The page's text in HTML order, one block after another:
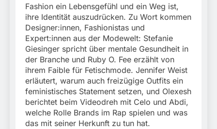
Fashion ein Lebensgefühl und ein Weg ist,
ihre Identität auszudrücken. Zu Wort kommen
Designer:innen, Fashionistas und
Expert:innen aus der Modewelt: Stefanie
Giesinger spricht über mentale Gesundheit in
der Branche und Ruby O. Fee erzählt von
ihrem Faible für Fetischmode. Jennifer Weist
erläutert, warum auch freizügige Outfits ein
feministisches Statement setzen, und Olexesh
berichtet beim Videodreh mit Celo und Abdi,
welche Rolle Brands im Rap spielen und was
das mit seiner Herkunft zu tun hat.